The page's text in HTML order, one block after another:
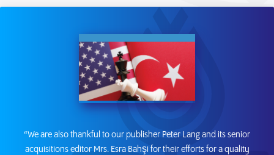
“We are also thankful to our publisher Peter Lang and its senior
acquisitions editor Mrs. Esra Bahşi for their efforts for a quality